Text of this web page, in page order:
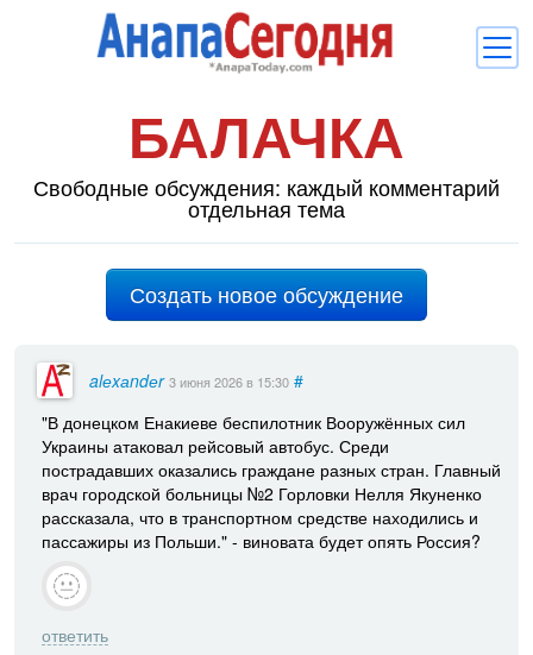
Новости
Блоги
Комментарии
Об Анапе
БАЛАЧКА
Свободные обсуждения: каждый комментарий
отдельная тема
Создать новое обсуждение
alеxаndеr 3 июня 2026 в 15:30 #
"В донецком Енакиеве беспилотник Вооружённых сил
Украины атаковал рейсовый автобус. Среди
пострадавших оказались граждане разных стран. Главный
врач городской больницы №2 Горловки Нелля Якуненко
рассказала, что в транспортном средстве находились и
пассажиры из Польши." - виновата будет опять Россия?
ответить